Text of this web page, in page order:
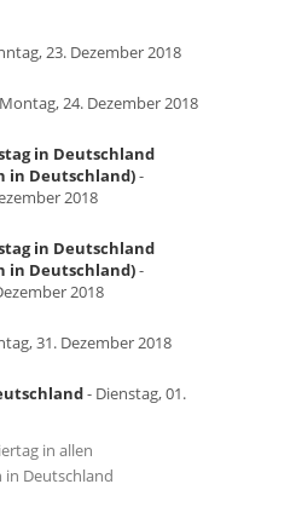
23. Dezember 2018
24. Dezember 2018
in Deutschland
in Deutschland)-
2018
in Deutschland
in Deutschland)-
2018
31. Dezember 2018
- Dienstag, 01.
in allen
in Deutschland